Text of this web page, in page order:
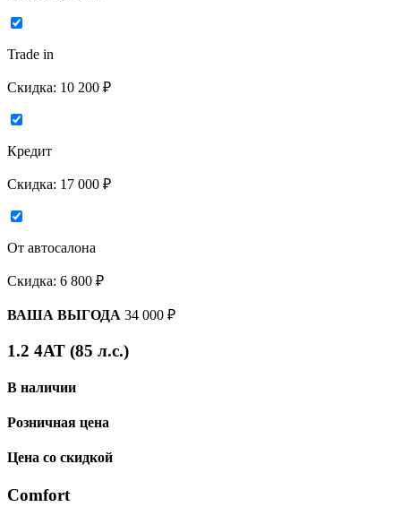
Trade in
Скидка: 10 200 ₽
Кредит
Скидка: 17 000 ₽
От автосалона
Скидка: 6 800 ₽
ВАША ВЫГОДА 34 000 ₽
1.2 4АТ (85 л.с.)
В наличии
Розничная цена
Цена со скидкой
Comfort